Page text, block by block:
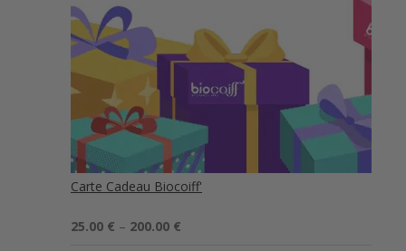
Carte Cadeau Biocoiff'
Note 5.00
25.00 € – 200.00 €